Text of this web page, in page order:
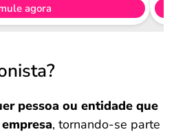
agora
pessoa ou entidade que
, tornando-se parte